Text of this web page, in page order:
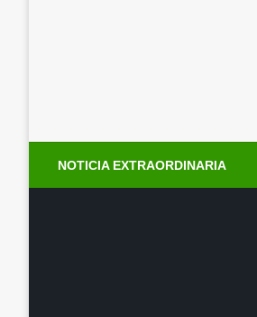
NOTICIA EXTRAORDINARIA